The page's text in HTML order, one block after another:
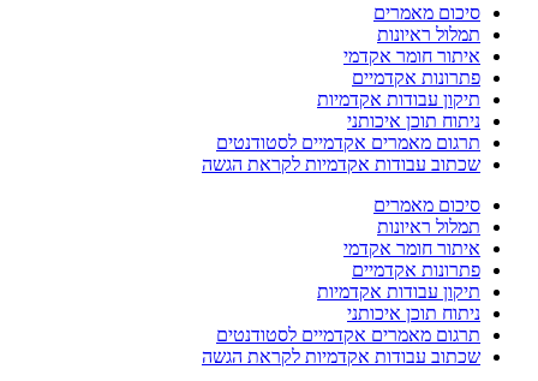
סיכום מאמרים
תמלול ראיונות
איתור חומר אקדמי
פתרונות אקדמיים
תיקון עבודות אקדמיות
ניתוח תוכן איכותני
תרגום מאמרים אקדמיים לסטודנטים
שכתוב עבודות אקדמיות לקראת הגשה
סיכום מאמרים
תמלול ראיונות
איתור חומר אקדמי
פתרונות אקדמיים
תיקון עבודות אקדמיות
ניתוח תוכן איכותני
תרגום מאמרים אקדמיים לסטודנטים
שכתוב עבודות אקדמיות לקראת הגשה